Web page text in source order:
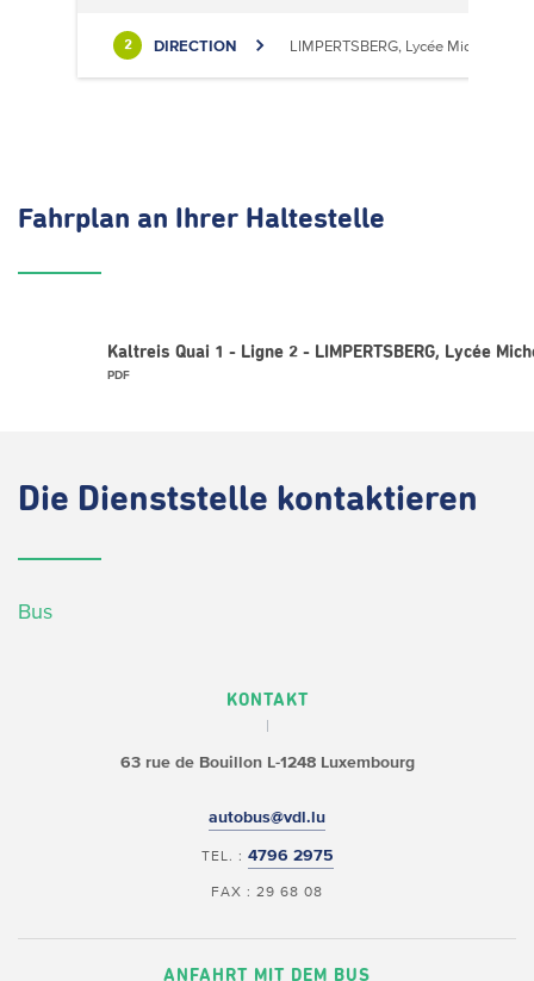
2 DIRECTION LIMPERTSBERG, Lycée Michel
Fahrplan an Ihrer Haltestelle
Kaltreis Quai 1 - Ligne 2 - LIMPERTSBERG, Lycée
PDF
Die Dienststelle kontaktieren
Bus
KONTAKT
63 rue de BouillonL-1248 Luxembourg
autobus@vdl.lu
TEL. : 4796 2975
FAX : 29 68 08
ANFAHRT MIT DEM BUS